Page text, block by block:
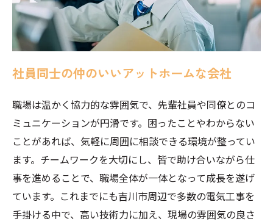
社員同士の仲のいいアットホームな会社
職場は温かく協力的な雰囲気で、先輩社員や同僚とのコ
ミュニケーションが円滑です。困ったことやわからない
ことがあれば、気軽に周囲に相談できる環境が整ってい
ます。チームワークを大切にし、皆で助け合いながら仕
事を進めることで、職場全体が一体となって成長を遂げ
ています。これまでにも吉川市周辺で多数の電気工事を
手掛ける中で、高い技術力に加え、現場の雰囲気の良さ